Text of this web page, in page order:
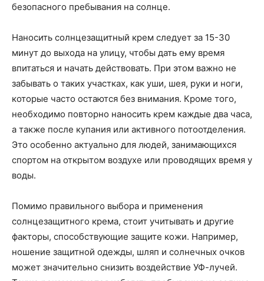
безопасного пребывания на солнце.
Наносить солнцезащитный крем следует за 15-30
минут до выхода на улицу, чтобы дать ему время
впитаться и начать действовать. При этом важно не
забывать о таких участках, как уши, шея, руки и ноги,
которые часто остаются без внимания. Кроме того,
необходимо повторно наносить крем каждые два часа,
а также после купания или активного потоотделения.
Это особенно актуально для людей, занимающихся
спортом на открытом воздухе или проводящих время у
воды.
Помимо правильного выбора и применения
солнцезащитного крема, стоит учитывать и другие
факторы, способствующие защите кожи. Например,
ношение защитной одежды, шляп и солнечных очков
может значительно снизить воздействие УФ-лучей.